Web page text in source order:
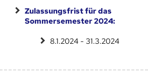
Zulassungsfrist für das
Sommersemester 2024:
8.1.2024 - 31.3.2024